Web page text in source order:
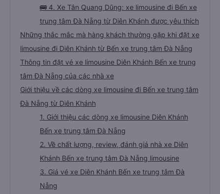
🚌 4. Xe Tân Quang Dũng: xe limousine đi Bến xe
trung tâm Đà Nẵng từ Diên Khánh được yêu thích
Những thắc mắc mà hàng khách thường gặp khi đặt xe
limousine đi Diên Khánh từ Bến xe trung tâm Đà Nẵng
Thông tin đặt vé xe limousine Diên Khánh Bến xe trung
tâm Đà Nẵng của các nhà xe
Giới thiệu về các dòng xe limousine đi Bến xe trung tâm
Đà Nẵng từ Diên Khánh
1. Giới thiệu các dòng xe limousine Diên Khánh
Bến xe trung tâm Đà Nẵng
2. Về chất lượng, review, đánh giá nhà xe Diên
Khánh Bến xe trung tâm Đà Nẵng limousine
3. Giá vé xe Diên Khánh Bến xe trung tâm Đà
Nẵng